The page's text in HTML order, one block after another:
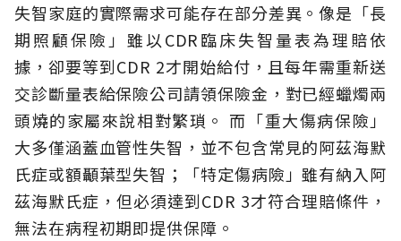
失智家庭的實際需求可能存在部分差異。像是「長
期照顧保險」雖以CDR臨床失智量表為理賠依
據，卻要等到CDR 2才開始給付，且每年需重新送
交診斷量表給保險公司請領保險金，對已經蠟燭兩
頭燒的家屬來說相對繁瑣。 而「重大傷病保險」
大多僅涵蓋血管性失智，並不包含常見的阿茲海默
氏症或額顳葉型失智；「特定傷病險」雖有納入阿
茲海默氏症，但必須達到CDR 3才符合理賠條件，
無法在病程初期即提供保障。